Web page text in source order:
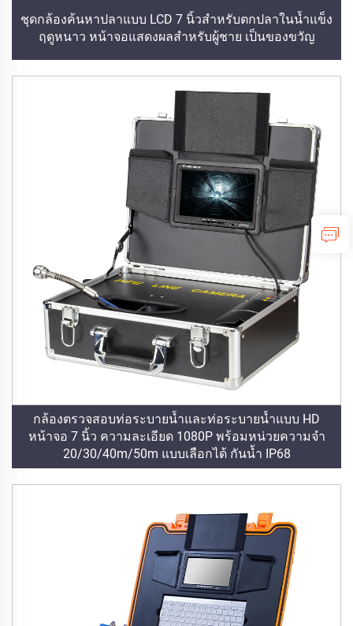
ชุดกล้องค้นหาปลาแบบ LCD 7 นิ้วสำหรับตกปลาในน้ำแข็ง
ฤดูหนาว หน้าจอแสดงผลสำหรับผู้ชาย เป็นของขวัญ
กล้องตรวจสอบท่อระบายน้ำและท่อระบายน้ำแบบ HD
หน้าจอ 7 นิ้ว ความละเอียด 1080P พร้อมหน่วยความจำ
20/30/40m/50m แบบเลือกได้ กันน้ำ IP68